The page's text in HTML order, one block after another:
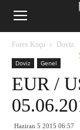
Forex
Forex Koçu Doviz
Doviz Genel
EUR /
Haziran 5 2015 06:57